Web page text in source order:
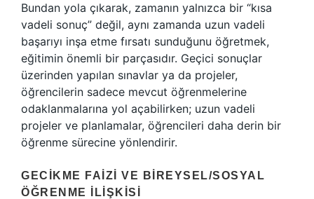
Bundan yola çıkarak, zamanın yalnızca bir “kısa
vadeli sonuç” değil, aynı zamanda uzun vadeli
başarıyı inşa etme fırsatı sunduğunu öğretmek,
eğitimin önemli bir parçasıdır. Geçici sonuçlar
üzerinden yapılan sınavlar ya da projeler,
öğrencilerin sadece mevcut öğrenmelerine
odaklanmalarına yol açabilirken; uzun vadeli
projeler ve planlamalar, öğrencileri daha derin bir
öğrenme sürecine yönlendirir.
GECIKME FAIZI VE BIREYSEL/SOSYAL
ÖĞRENME İLIŞKISI